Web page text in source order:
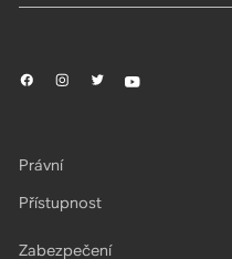
Právní
Přístupnost
Zabezpečení